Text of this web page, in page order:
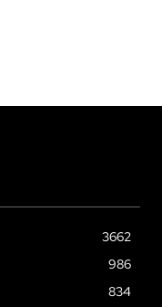
3662
986
834